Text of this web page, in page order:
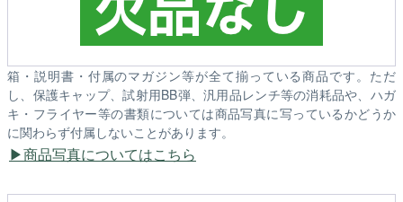
箱・説明書・付属のマガジン等が全て揃っている商品です。ただ
し、保護キャップ、試射用BB弾、汎用品レンチ等の消耗品や、ハガ
キ・フライヤー等の書類については商品写真に写っているかどうか
に関わらず付属しないことがあります。
商品写真についてはこちら